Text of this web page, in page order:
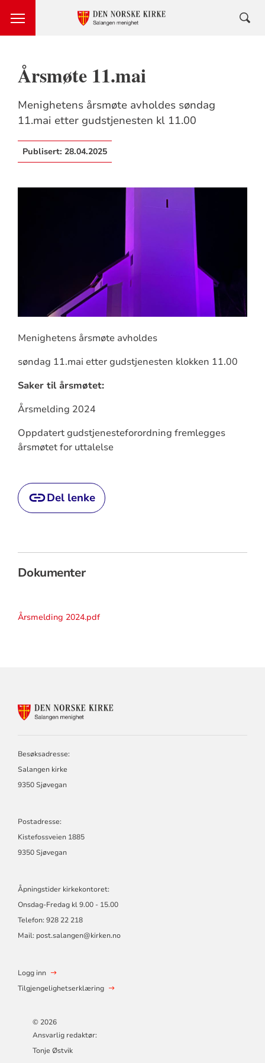
Årsmøte 11.mai
Menighetens årsmøte avholdes søndag
11.mai etter gudstjenesten kl 11.00
Publisert: 28.04.2025
Menighetens årsmøte avholdes
søndag 11.mai etter gudstjenesten klokken 11.00
Saker til årsmøtet:
Årsmelding 2024
Oppdatert gudstjenesteforordning fremlegges
årsmøtet for uttalelse
Del lenke
Dokumenter
Årsmelding 2024.pdf
Besøksadresse:
Salangen kirke
9350 Sjøvegan
Postadresse:
Kistefossveien 1885
9350 Sjøvegan
Åpningstider kirkekontoret:
Onsdag-Fredag kl 9.00 - 15.00
Telefon: 928 22 218
Mail: post.salangen@kirken.no
Logg inn
Tilgjengelighetserklæring
© 2026
Ansvarlig redaktør:
Tonje Østvik